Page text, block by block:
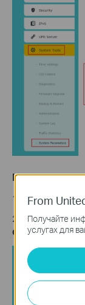
Шаг 5.
1) Перейдите в
2) Снимите
Сохранить.
From
Получайте
услугах для